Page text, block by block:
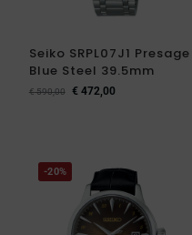
Seiko SRPL07J1 Presage
Blue Steel 39.5mm
€590,00 € 472,00
-20%